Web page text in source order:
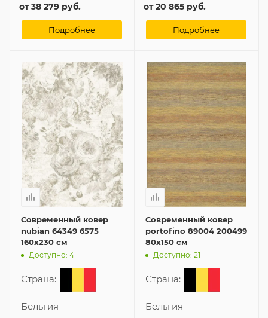
от38 279 руб.
Подробнее
от20 865 руб.
Подробнее
Современный ковер
nubian 64349 6575
160x230 см
Доступно: 4
Страна:
Бельгия
Современный ковер
portofino 89004 200499
80x150 см
Доступно: 21
Страна:
Бельгия